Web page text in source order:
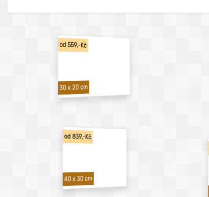
od 559,-Kč
30 x 20 cm
od 839,-Kč
40 x 30 cm